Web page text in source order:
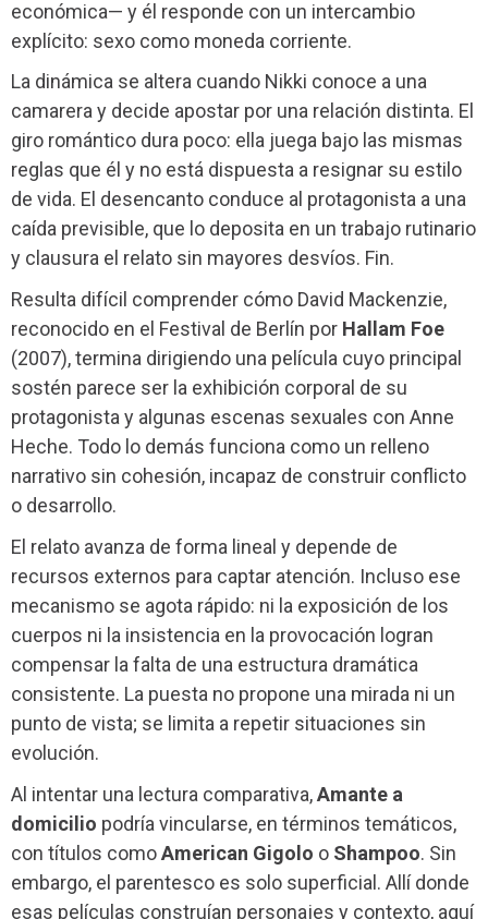
económica— y él responde con un intercambio
explícito: sexo como moneda corriente.
La dinámica se altera cuando Nikki conoce a una
camarera y decide apostar por una relación distinta. El
giro romántico dura poco: ella juega bajo las mismas
reglas que él y no está dispuesta a resignar su estilo
de vida. El desencanto conduce al protagonista a una
caída previsible, que lo deposita en un trabajo rutinario
y clausura el relato sin mayores desvíos. Fin.
Resulta difícil comprender cómo David Mackenzie,
reconocido en el Festival de Berlín por Hallam Foe
(2007), termina dirigiendo una película cuyo principal
sostén parece ser la exhibición corporal de su
protagonista y algunas escenas sexuales con Anne
Heche. Todo lo demás funciona como un relleno
narrativo sin cohesión, incapaz de construir conflicto
o desarrollo.
El relato avanza de forma lineal y depende de
recursos externos para captar atención. Incluso ese
mecanismo se agota rápido: ni la exposición de los
cuerpos ni la insistencia en la provocación logran
compensar la falta de una estructura dramática
consistente. La puesta no propone una mirada ni un
punto de vista; se limita a repetir situaciones sin
evolución.
Al intentar una lectura comparativa,Amante a
domicilio podría vincularse, en términos temáticos,
con títulos comoAmerican Gigolo o Shampoo. Sin
embargo, el parentesco es solo superficial. Allí donde
esas películas construían personajes y contexto, aquí